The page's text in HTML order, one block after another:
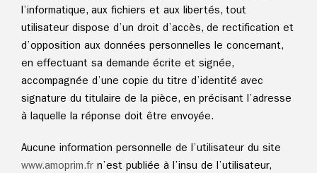
l’informatique, aux fichiers et aux libertés, tout
utilisateur dispose d’un droit d’accès, de rectification et
d’opposition aux données personnelles le concernant,
en effectuant sa demande écrite et signée,
accompagnée d’une copie du titre d’identité avec
signature du titulaire de la pièce, en précisant l’adresse
à laquelle la réponse doit être envoyée.
Aucune information personnelle de l’utilisateur du site
www.amoprim.fr n’est publiée à l’insu de l’utilisateur,